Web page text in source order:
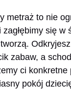
metraż to nie
się w
zabaw, a
ci konkretne
pokój